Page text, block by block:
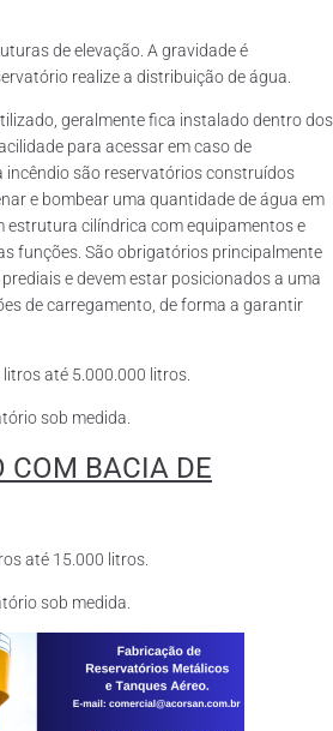
de elevação. A gravidade é
realize a distribuição de água.
geralmente fica instalado dentro dos
para acessar em caso de
incêndio são reservatórios construídos
e bombear uma quantidade de água em
estrutura cilíndrica com equipamentos e
funções. São obrigatórios principalmente
e devem estar posicionados a uma
de carregamento, de forma a garantir
até 5.000.000 litros.
sob medida.
COM BACIA DE
até 15.000 litros.
sob medida.